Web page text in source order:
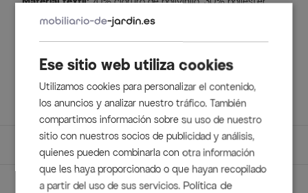
Volumen de suministro
1x Sillón apilable Villana, antracita, aprox. 54 x 56 x 84 cm
Dimensiones
Detalles
Características y materiales del
Ese sitio web utiliza cookies
Utilizamos cookies para personalizar el contenido,
los anuncios y analizar nuestro tráfico. También
compartimos información sobre su uso de nuestro
sitio con nuestros socios de publicidad y análisis,
quienes pueden combinarla con otra información
que les haya proporcionado o que hayan recopilado
a partir del uso de sus servicios. Política de